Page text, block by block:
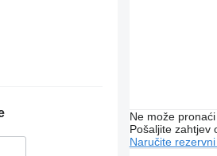
Ne može
Pošaljite zahtjev
Naručite